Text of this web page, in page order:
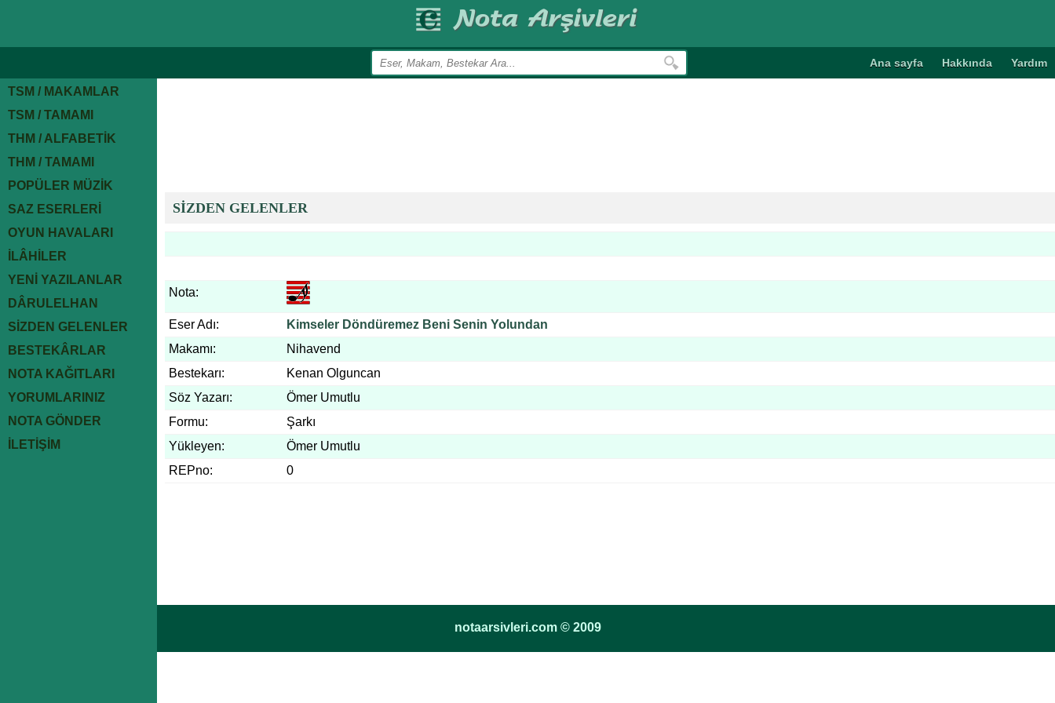
Ana sayfa Hakkında Yardım
TSM / MAKAMLAR
TSM / TAMAMI
THM / ALFABETİK
THM / TAMAMI
POPÜLER MÜZİK
SAZ ESERLERİ
OYUN HAVALARI
İLÂHİLER
YENİ YAZILANLAR
DÂRULELHAN
SİZDEN GELENLER
BESTEKÂRLAR
NOTA KAĞITLARI
YORUMLARINIZ
NOTA GÖNDER
İLETİŞİM
SİZDEN GELENLER
Nota:
Eser Adı:
Kimseler Döndüremez Beni Senin Yolundan
Makamı:
Nihavend
Bestekarı:
Kenan Olguncan
Söz Yazarı:
Ömer Umutlu
Formu:
Şarkı
Yükleyen:
Ömer Umutlu
REPno:
0
notaarsivleri.com © 2009